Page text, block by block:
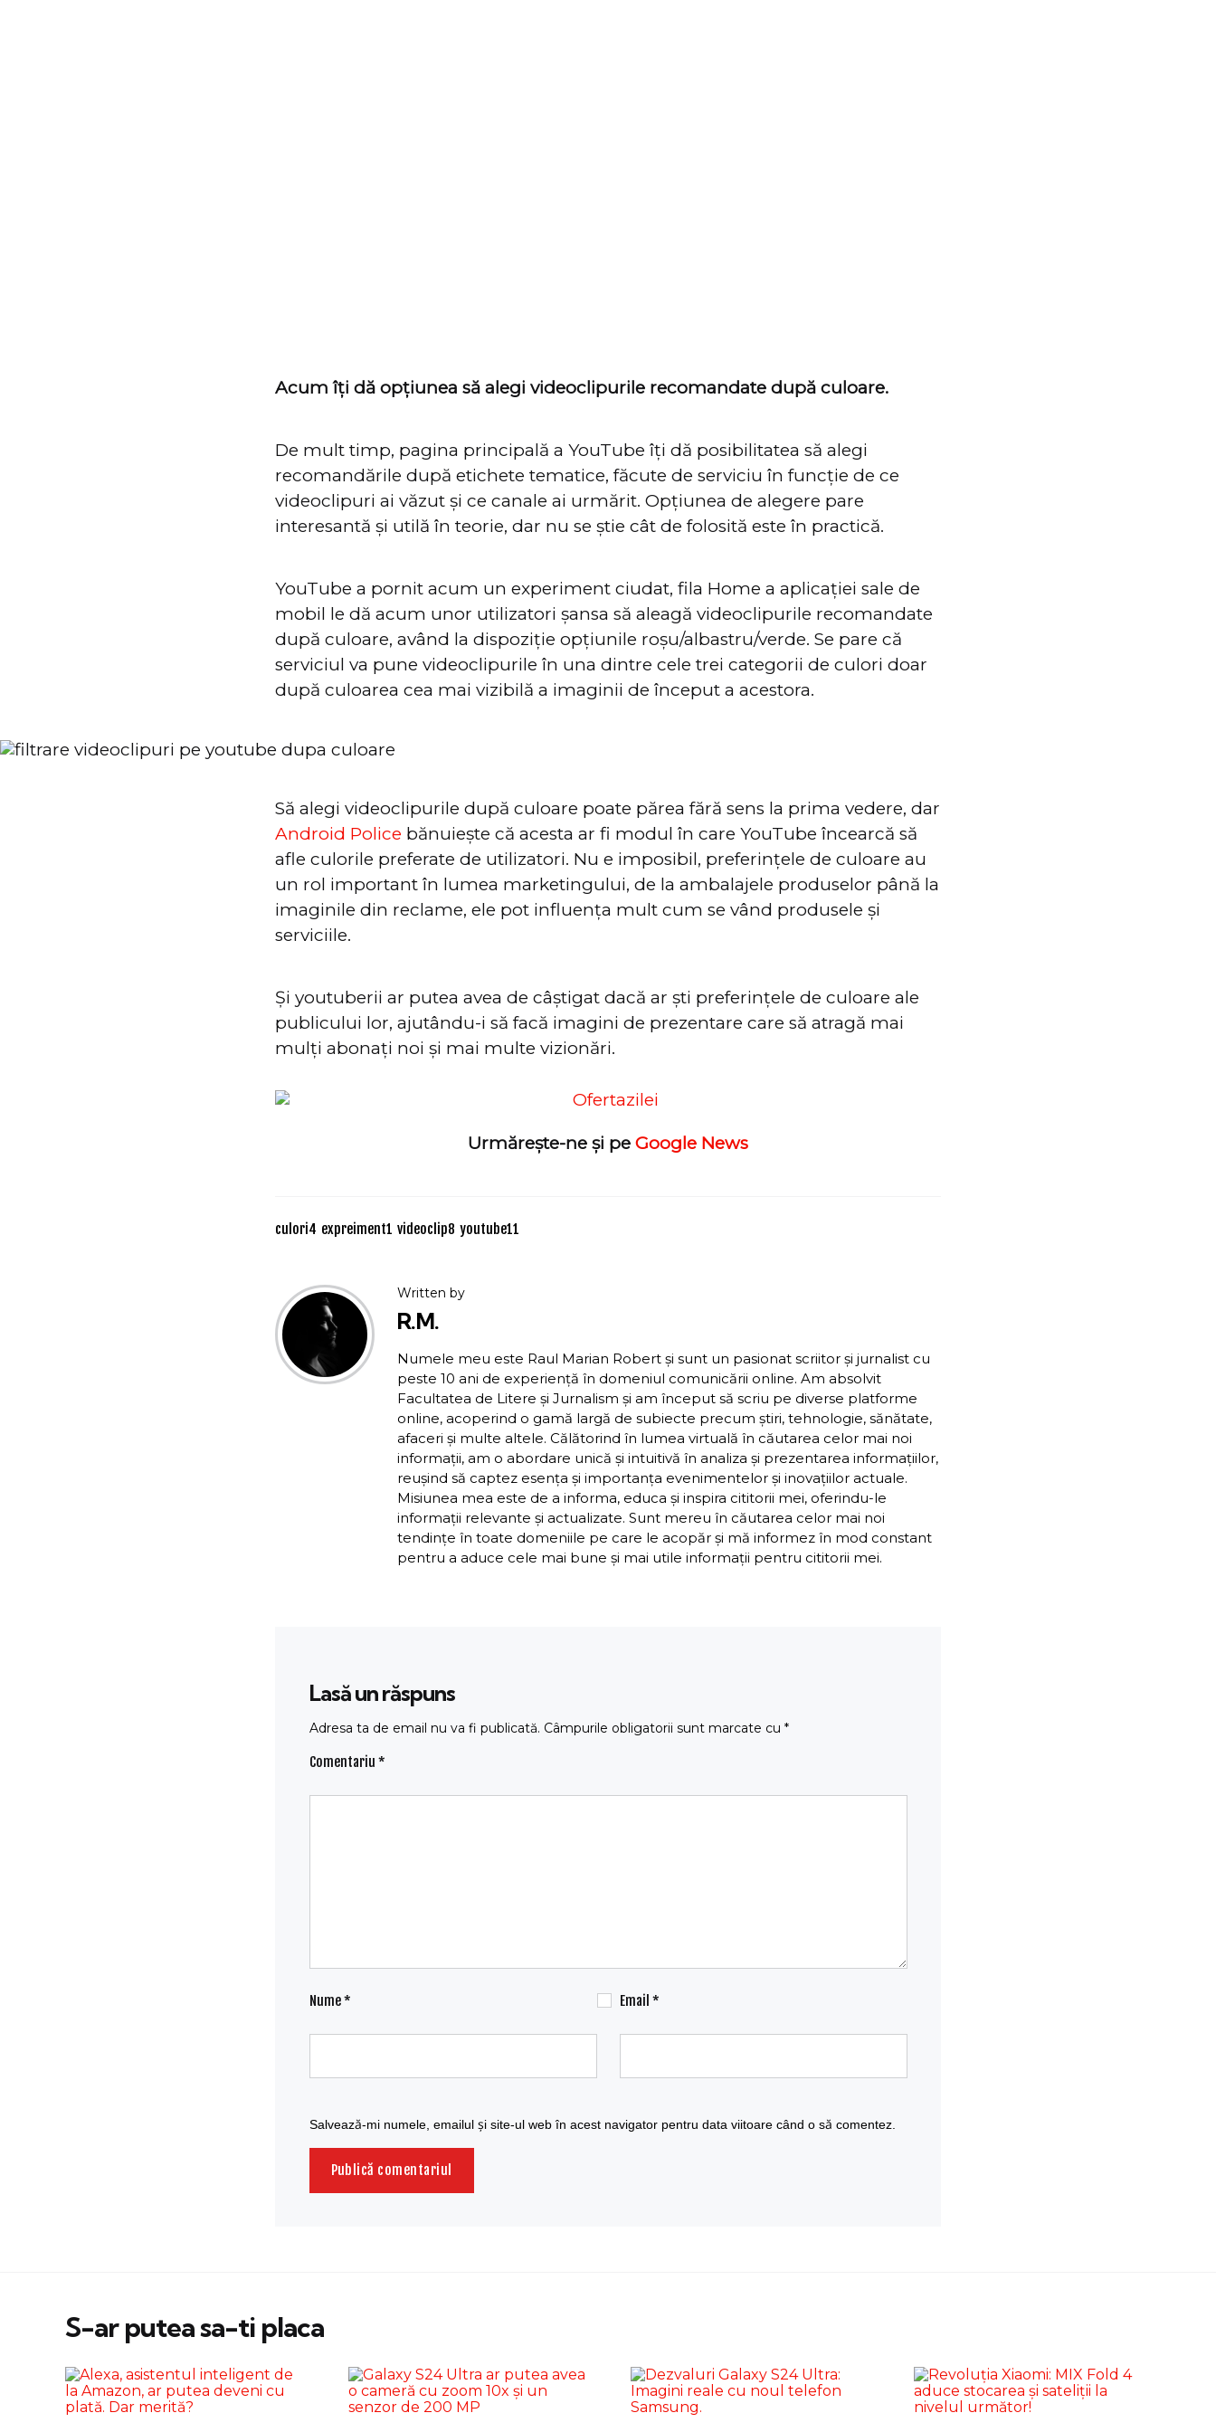
Acum îți dă opțiunea să alegi videoclipurile recomandate după culoare.
De mult timp, pagina principală a YouTube îți dă posibilitatea să alegi
recomandările după etichete tematice, făcute de serviciu în funcție de ce
videoclipuri ai văzut și ce canale ai urmărit. Opțiunea de alegere pare
interesantă și utilă în teorie, dar nu se știe cât de folosită este în practică.
YouTube a pornit acum un experiment ciudat, fila Home a aplicației sale de
mobil le dă acum unor utilizatori șansa să aleagă videoclipurile recomandate
după culoare, având la dispoziție opțiunile roșu/albastru/verde. Se pare că
serviciul va pune videoclipurile în una dintre cele trei categorii de culori doar
după culoarea cea mai vizibilă a imaginii de început a acestora.
Să alegi videoclipurile după culoare poate părea fără sens la prima vedere, dar
Android Police bănuiește că acesta ar fi modul în care YouTube încearcă să
afle culorile preferate de utilizatori. Nu e imposibil, preferințele de culoare au
un rol important în lumea marketingului, de la ambalajele produselor până la
imaginile din reclame, ele pot influența mult cum se vând produsele și
serviciile.
Și youtuberii ar putea avea de câștigat dacă ar ști preferințele de culoare ale
publicului lor, ajutându-i să facă imagini de prezentare care să atragă mai
mulți abonați noi și mai multe vizionări.
Urmărește-ne și pe Google News
culori4 expreiment1 videoclip8 youtube11
Written by
R.M.
Numele meu este Raul Marian Robert și sunt un pasionat scriitor și jurnalist cu
peste 10 ani de experiență în domeniul comunicării online. Am absolvit
Facultatea de Litere și Jurnalism și am început să scriu pe diverse platforme
online, acoperind o gamă largă de subiecte precum știri, tehnologie, sănătate,
afaceri și multe altele. Călătorind în lumea virtuală în căutarea celor mai noi
informații, am o abordare unică și intuitivă în analiza și prezentarea informațiilor,
reușind să captez esența și importanța evenimentelor și inovațiilor actuale.
Misiunea mea este de a informa, educa și inspira cititorii mei, oferindu-le
informații relevante și actualizate. Sunt mereu în căutarea celor mai noi
tendințe în toate domeniile pe care le acopăr și mă informez în mod constant
pentru a aduce cele mai bune și mai utile informații pentru cititorii mei.
Lasă un răspuns
Adresa ta de email nu va fi publicată. Câmpurile obligatorii sunt marcate cu *
Comentariu *
Nume* Email *
Salvează-mi numele, emailul și site-ul web în acest navigator pentru data viitoare când o să comentez.
S-ar putea sa-ti placa